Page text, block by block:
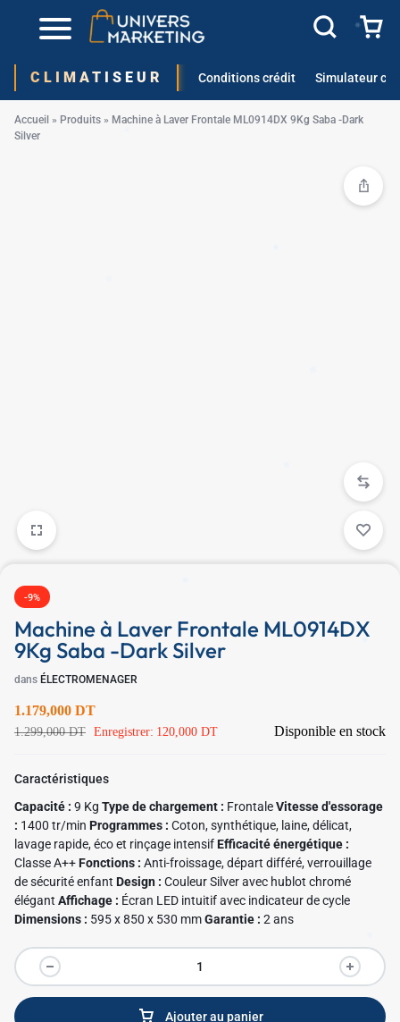
CLIMATISEUR Conditions crédit Simulateur
Accueil » Produits » Machine à Laver Frontale ML0914DX 9Kg Saba -Dark
Silver
-9%
Machine à Laver Frontale ML0914DX
9Kg Saba -Dark Silver
dans ÉLECTROMENAGER
1.179,000 DT
1.299,000DT Enregistrer: 120,000 DT Disponible en stock
Caractéristiques
Capacité : 9 Kg Type de chargement : FrontaleVitesse d'essorage
: 1400 tr/min Programmes : Coton, synthétique, laine, délicat,
lavage rapide, éco et rinçage intensifEfficacité énergétique :
Classe A++Fonctions : Anti-froissage, départ différé, verrouillage
de sécurité enfant Design : Couleur Silver avec hublot chromé
élégant Affichage : Écran LED intuitif avec indicateur de cycle
Dimensions : 595 x 850 x 530 mmGarantie : 2 ans
Ajouter au panier
✱
✱
✱
✱